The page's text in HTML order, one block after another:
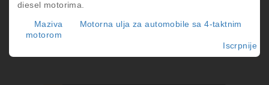
diesel motorima.
Maziva
Motorna ulja za automobile sa 4-taktnim
motorom
Iscrpnije